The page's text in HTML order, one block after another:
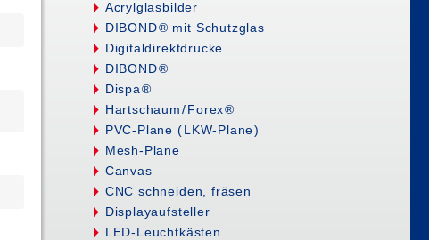
Acrylglasbilder
DIBON D® mit Schutzglas
Digitaldirektdrucke
DIBON D®
Dispa®
Hartschau m/ Forex®
PVC-Plane ( LKW-Plane)
Mesh-Plane
Canvas
CNC schneiden, fräsen
Displayaufsteller
LED-Leuchtkästen